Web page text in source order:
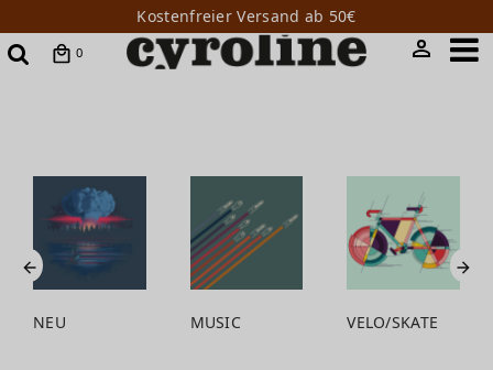
Kostenfreier Versand ab 50€
0
MUSIC VELO/SKATE ANIMALISTIC